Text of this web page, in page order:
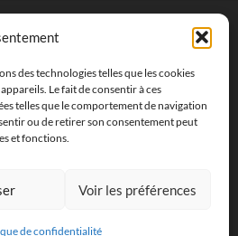
des technologies telles que les cookies
Le fait de consentir à ces
telles que le comportement de navigation
ou de retirer son consentement peut
et fonctions.
Voir les préférences
de confidentialité
Martigues, France
+33652313256‬